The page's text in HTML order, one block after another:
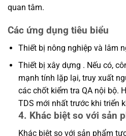
quan tâm.
Các ứng dụng tiêu biểu
Thiết bị nông nghiệp và lâm
Thiết bị xây dựng . Nếu có,
mạnh tính lặp lại, truy xuất
các chốt kiểm tra QA nội bộ.
TDS mới nhất trước khi triển
4. Khác biệt so với sản
Khác biệt so với sản phẩm